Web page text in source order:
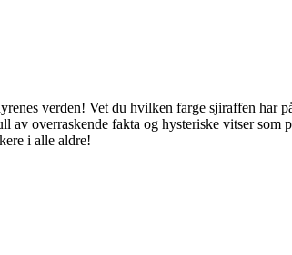
verden! Vet du hvilken farge sjiraffen har
overraskende fakta og hysteriske vitser
i alle aldre!